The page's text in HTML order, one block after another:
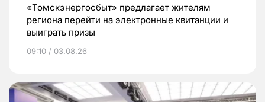
«Томскэнергосбыт» предлагает жителям
региона перейти на электронные квитанции и
выиграть призы
09:10 / 03.08.26